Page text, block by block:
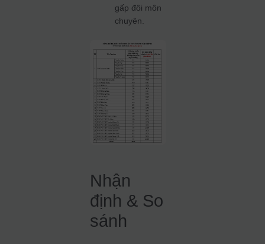
gấp đôi môn
chuyên.
Nhận
định & So
sánh